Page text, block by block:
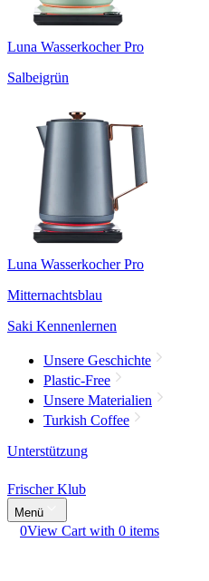
Luna Wasserkocher Pro
Salbeigrün
Luna Wasserkocher Pro
Mitternachtsblau
Saki Kennenlernen
Unsere Geschichte
Plastic-Free
Unsere Materialien
Turkish Coffee
Unterstützung
Frischer Klub
Menü
0View Cart with 0 items